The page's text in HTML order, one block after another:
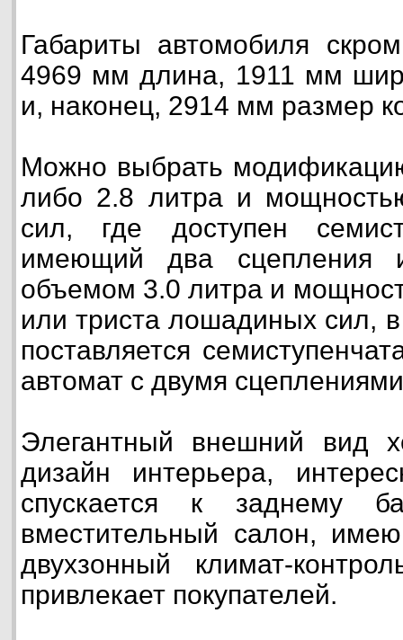
Габариты автомобиля
4969 мм длина, 1911 мм
и, наконец, 2914 мм размер
Можно выбрать
либо 2.8 литра и
сил, где доступен
имеющий два сцепления
объемом 3.0 литра и
или триста лошадиных сил,
поставляется
автомат с двумя
Элегантный внешний вид
дизайн интерьера,
спускается к заднему
вместительный салон,
двухзонный климат-
привлекает покупателей.